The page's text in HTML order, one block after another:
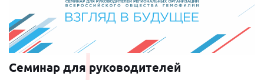
Cеминар для руководителей